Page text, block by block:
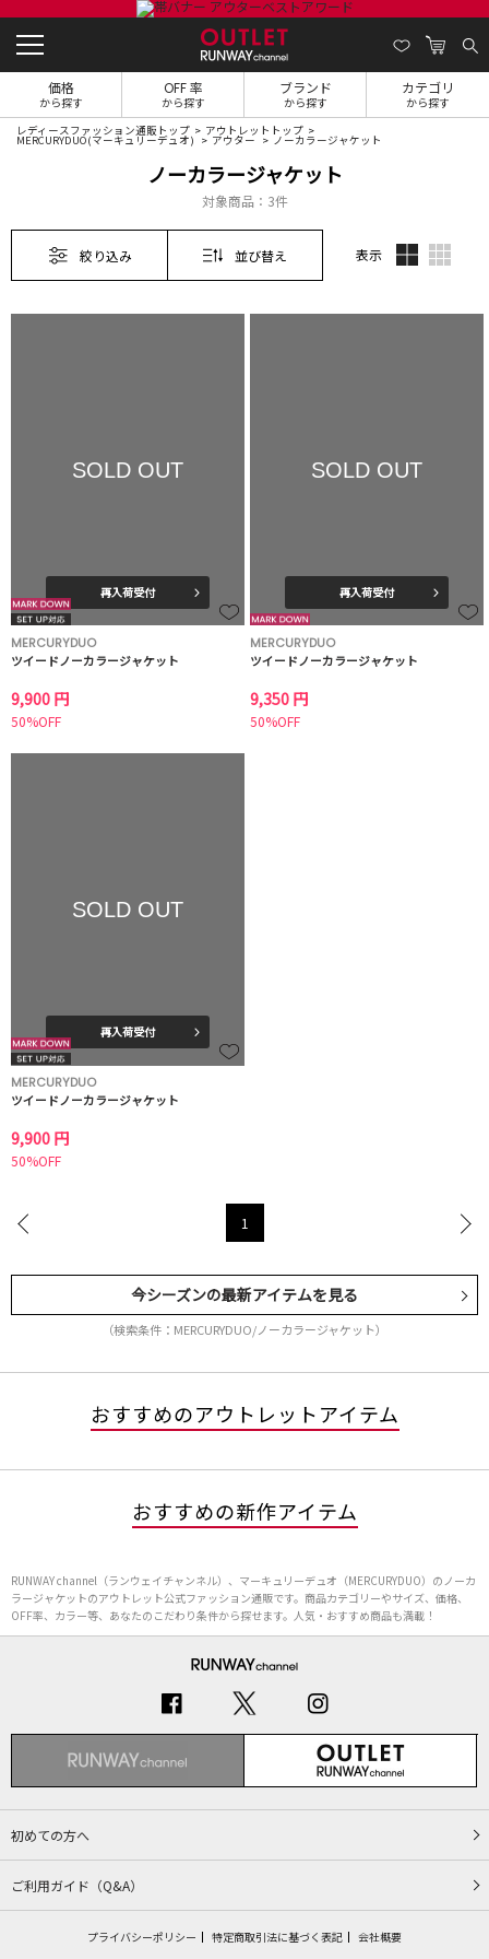
価格
から探す
OFF 率
から探す
ブランド
から探す
カテゴリ
から探す
レディースファッション通販トップ アウトレットトップ
MERCURYDUO(マーキュリーデュオ) アウター ノーカラージャケット
ノーカラージャケット
対象商品： 3件
絞り込み 並び替え 表示
SOLD OUT
再入荷受付
MERCURYDUO
ツイードノーカラージャケット
9,900 円
50%OFF
SOLD OUT
再入荷受付
MERCURYDUO
ツイードノーカラージャケット
9,350 円
50%OFF
SOLD OUT
再入荷受付
MERCURYDUO
ツイードノーカラージャケット
9,900 円
50%OFF
1
今シーズンの最新アイテムを見る
（検索条件：MERCURYDUO/ノーカラージャケット）
おすすめのアウトレットアイテム
おすすめの新作アイテム
RUNWAY channel（ランウェイチャンネル）、マーキュリーデュオ（MERCURYDUO）のノーカ
ラージャケットのアウトレット公式ファッション通販です。商品カテゴリーやサイズ、価格、
OFF率、カラー等、あなたのこだわり条件から探せます。人気・おすすめ商品も満載！
初めての方へ
ご利用ガイド（Q&A）
プライバシーポリシー 特定商取引法に基づく表記 会社概要